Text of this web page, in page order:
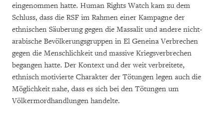
eingenommen hatte. Human Rights Watch kam zu dem
Schluss, dass die RSF im Rahmen einer Kampagne der
ethnischen Säuberung gegen die Massalit und andere nicht-
arabische Bevölkerungsgruppen in El Geneina Verbrechen
gegen die Menschlichkeit und massive Kriegsverbrechen
begangen hatte. Der Kontext und der weit verbreitete,
ethnisch motivierte Charakter der Tötungen legen auch die
Möglichkeit nahe, dass es sich bei den Tötungen um
Völkermordhandlungen handelte.